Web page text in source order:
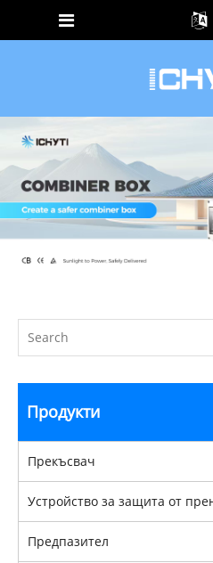
Продукти
Прекъсвач
Устройство за защита от
Предпазител